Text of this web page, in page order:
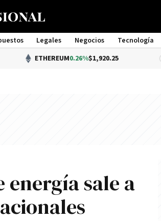
Legales Negocios Tecnología
ETHEREUM 0.26%$1,920.25
energía sale a